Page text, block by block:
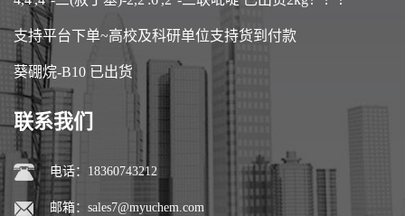
支持平台下单~高校及科研单位支持货到付款
葵硼烷-B10 已出货
联系我们
电话：18360743212
邮箱： sales7@myuchem.com